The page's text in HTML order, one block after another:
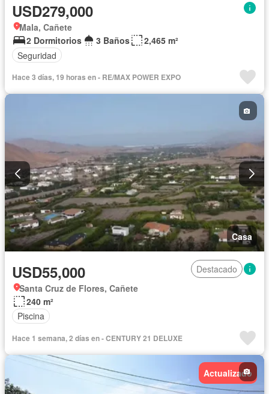
USD279,000
Mala, Cañete
2 Dormitorios
3 Baños
2,465 m²
Seguridad
Hace 3 días, 19 horas en - RE/MAX POWER EXPO
Casa
USD55,000
Destacado
Santa Cruz de Flores, Cañete
240 m²
Piscina
Hace 1 semana, 2 días en - CENTURY 21 DELUXE
Actualizado